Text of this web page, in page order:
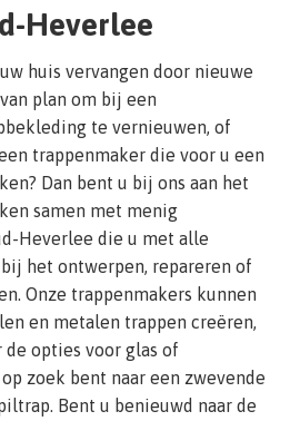
Heverlee
huis vervangen door nieuwe
plan om bij een
te vernieuwen, of
trappenmaker die voor u een
Dan bent u bij ons aan het
samen met menig
Heverlee die u met alle
het ontwerpen, repareren of
Onze trappenmakers kunnen
en metalen trappen creëren,
opties voor glas of
zoek bent naar een zwevende
Bent u benieuwd naar de